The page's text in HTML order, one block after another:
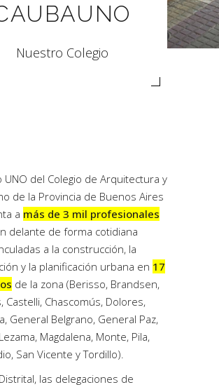
Nuestro Colegio
UNO del Colegio de Arquitectura y
de la Provincia de Buenos Aires
a más de 3 mil profesionales
delante de forma cotidiana
a la construcción, la
y la planificación urbana en 17
de la zona (Berisso, Brandsen,
Castelli, Chascomús, Dolores,
General Belgrano, General Paz,
Magdalena, Monte, Pila,
San Vicente y Tordillo).
las delegaciones de